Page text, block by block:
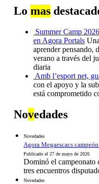
Lo mas
Summer Camp
en Agora Portals
aprender pensando,
verano a través del
diaria
Amb l’esport net,
con el apoyo y la
está comprometido
Novedades
Novedades
Agora Megaescacs
Publicado el 27 de mayo de 2026
Dominó el campeonato
tres encuentros
Novedades